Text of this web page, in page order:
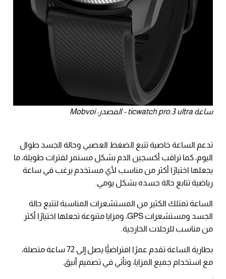
ساعة ticwatch pro.3 ultra - المصدر: Mobvoi
تدعم الساعة خاصية تتبع الضغط العصبي وحالة الجسد طوال
اليوم، كما تراقب أكسجين الدم بشكل مستمر لفترات طويلة، ما
يجعلها اختيارًا أكثر من مناسب لأي مستخدم يرغب في ساعة
رياضية تتابع حالة جسده بشكل يومي.
الساعة تمتلك الكثير من المستشعرات المناسبة لتتبع حالة
الجسد ومستشعرات GPS، ومزايا متنوعة تجعلها اختيارًا أكثر
من مناسب للرحلات الخارجية.
بطارية الساعة تقدم عمرًا افتراضيًّا يصل إلى 72 ساعة متصلة،
مع استخدام جميع المزايا، وتأتي في تصميم أنيق.